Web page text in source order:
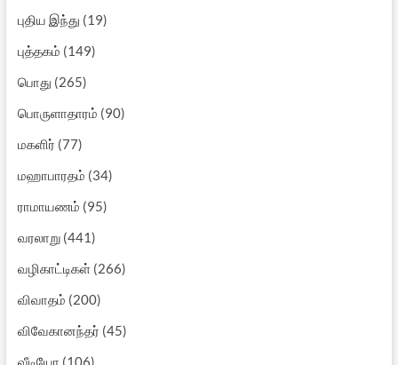
புதிய இந்து (19)
புத்தகம் (149)
பொது (265)
பொருளாதாரம் (90)
மகளிர் (77)
மஹாபாரதம் (34)
ராமாயணம் (95)
வரலாறு(441)
வழிகாட்டிகள்(266)
விவாதம் (200)
விவேகானந்தர் (45)
வீடியோ (106)